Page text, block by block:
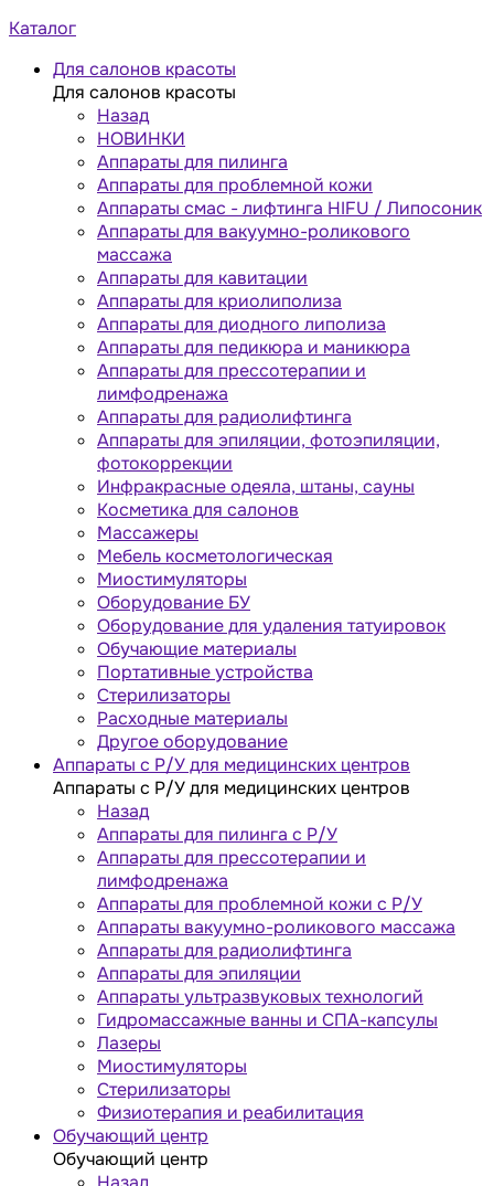
Каталог
Для салонов красоты
Для салонов красоты
Назад
НОВИНКИ
Аппараты для пилинга
Аппараты для проблемной кожи
Аппараты cмас - лифтинга HIFU / Липосоник
Аппараты для вакуумно-роликового
массажа
Аппараты для кавитации
Аппараты для криолиполиза
Аппараты для диодного липолиза
Аппараты для педикюра и маникюра
Аппараты для прессотерапии и
лимфодренажа
Аппараты для радиолифтинга
Аппараты для эпиляции, фотоэпиляции,
фотокоррекции
Инфракрасные одеяла, штаны, сауны
Косметика для салонов
Массажеры
Мебель косметологическая
Миостимуляторы
Оборудование БУ
Оборудование для удаления татуировок
Обучающие материалы
Портативные устройства
Стерилизаторы
Расходные материалы
Другое оборудование
Аппараты с Р/У для медицинских центров
Аппараты с Р/У для медицинских центров
Назад
Аппараты для пилинга с Р/У
Аппараты для прессотерапии и
лимфодренажа
Аппараты для проблемной кожи с Р/У
Аппараты вакуумно-роликового массажа
Аппараты для радиолифтинга
Аппараты для эпиляции
Аппараты ультразвуковых технологий
Гидромассажные ванны и СПА-капсулы
Лазеры
Миостимуляторы
Стерилизаторы
Физиотерапия и реабилитация
Обучающий центр
Обучающий центр